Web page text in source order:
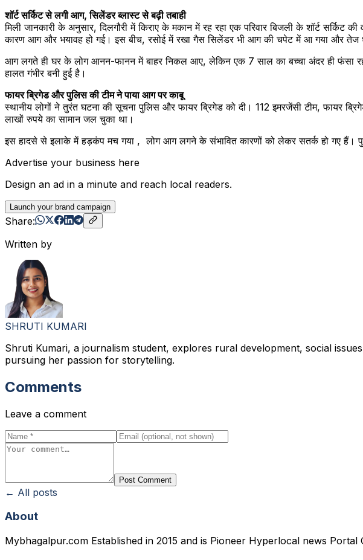
शॉर्ट सर्किट से लगी आग, सिलेंडर ब्लास्ट से बढ़ी तबाही
मिली जानकारी के अनुसार, दिलगौरी में किराए के मकान में रह रहा एक परिवार बिजली के शॉर्ट
कारण आग और भयावह हो गई। इस बीच, रसोई में रखा गैस सिलेंडर भी आग की चपेट में आ गया और तेज
आग लगते ही घर के लोग आनन-फानन में बाहर निकल आए, लेकिन एक 7 साल का बच्चा अंदर ही फंसा
हालत गंभीर बनी हुई है।
फायर ब्रिगेड और पुलिस की टीम ने पाया आग पर काबू
स्थानीय लोगों ने तुरंत घटना की सूचना पुलिस और फायर ब्रिगेड को दी। 112 इमरजेंसी टीम, फायर
लाखों रुपये का सामान जल चुका था।
इस हादसे से इलाके में हड़कंप मच गया , लोग आग लगने के संभावित कारणों को लेकर सतर्क हो गए हैं।
Advertise your business here
Design an ad in a minute and reach local readers.
Launch your brand campaign
Share:
Written by
SHRUTI KUMARI
Shruti Kumari, a journalism student, explores rural development, social
pursuing her passion for storytelling.
Comments
Leave a comment
Post Comment
← All posts
About
Mybhagalpur.com Established in 2015 and is Pioneer Hyperlocal news